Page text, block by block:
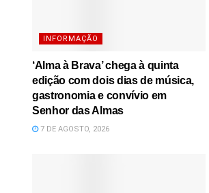
INFORMAÇÃO
‘Alma à Brava’ chega à quinta
edição com dois dias de música,
gastronomia e convívio em
Senhor das Almas
7 DE AGOSTO, 2026